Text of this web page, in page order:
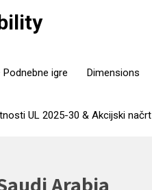
igre Dimensions
UL 2025-30 & Akcijski načrt
Arabia